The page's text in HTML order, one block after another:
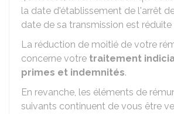
la date d'établissement de l'arrêt
date de sa transmission est réduite
La réduction de moitié de votre
concerne votre traitement
primes et indemnités.
En revanche, les éléments de
suivants continuent de vous être